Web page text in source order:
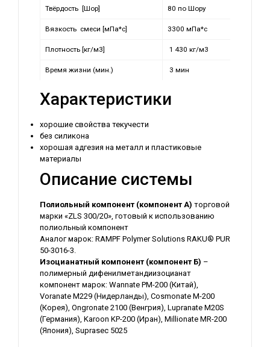
Твёрдость [Шор] 80 по Шору
Вязкость смеси [мПа*с] 3300 мПа*с
Плотность [кг/м3] 1 430 кг/м3
Время жизни (мин.) 3 мин
Характеристики
хорошие свойства текучести
без силикона
хорошая адгезия на металл и пластиковые
материалы
Описание системы
Полиольный компонент (компонент А) торговой
марки «ZLS 300/20», готовый к использованию
полиольный компонент
Аналог марок: RAMPF Polymer Solutions RAKU® PUR
50-3016-3.
Изоцианатный компонент (компонент Б) –
полимерный дифенилметандиизоцианат
компонент марок: Wannate PM-200 (Китай),
Voranate M229 (Нидерланды), Cosmonate M-200
(Корея), Ongronate 2100 (Венгрия), Lupranate M20S
(Германия), Karoon KP-200 (Иран), Millionate MR-200
(Япония), Suprasec 5025